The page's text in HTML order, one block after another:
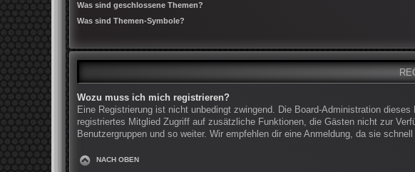
Was sind geschlossene Themen?
Was sind Themen-Symbole?
Wozu muss ich mich registrieren?
Eine Registrierung ist nicht unbedingt zwingend. Die Board-Administration
registriertes Mitglied Zugriff auf zusätzliche Funktionen, die Gästen nicht zur
Benutzergruppen und so weiter. Wir empfehlen dir eine Anmeldung, da sie
NACH OBEN